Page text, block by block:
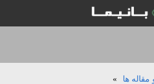
مقاله ها »